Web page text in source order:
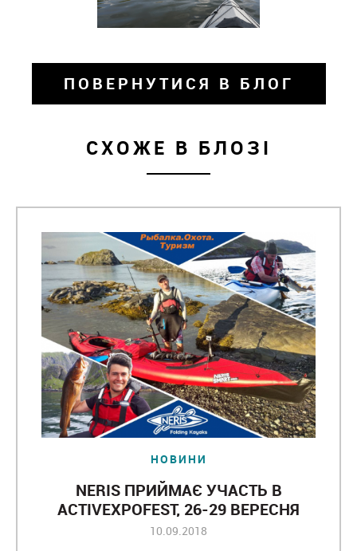
ПОВЕРНУТИСЯ В БЛОГ
СХОЖЕ В БЛОЗІ
НОВИНИ
NERIS ПРИЙМАЄ УЧАСТЬ В
ACTIVEXPOFEST, 26-29 ВЕРЕСНЯ
2018
10.09.2018